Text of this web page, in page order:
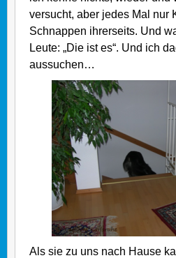
versucht, aber jedes Mal nur
Schnappen ihrerseits. Und
Leute: „Die ist es“. Und ich
aussuchen…
Als sie zu uns nach Hause